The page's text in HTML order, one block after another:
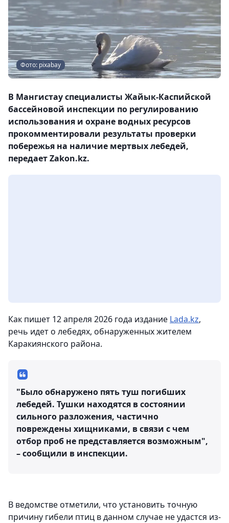
Фото: pixabay
В Мангистау специалисты Жайык-Каспийской
бассейновой инспекции по регулированию
использования и охране водных ресурсов
прокомментировали результаты проверки
побережья на наличие мертвых лебедей,
передает Zakon.kz.
Как пишет 12 апреля 2026 года издание Lada.kz,
речь идет о лебедях, обнаруженных жителем
Каракиянского района.
"Было обнаружено пять туш погибших
лебедей. Тушки находятся в состоянии
сильного разложения, частично
повреждены хищниками, в связи с чем
отбор проб не представляется возможным",
– сообщили в инспекции.
В ведомстве отметили, что установить точную
причину гибели птиц в данном случае не удастся из-